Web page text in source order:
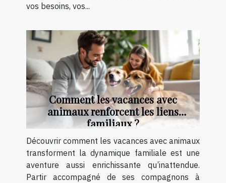
vos besoins, vos...
Comment les vacances avec
animaux renforcent les liens
familiaux ?
Découvrir comment les vacances avec animaux
transforment la dynamique familiale est une
aventure aussi enrichissante qu’inattendue.
Partir accompagné de ses compagnons à